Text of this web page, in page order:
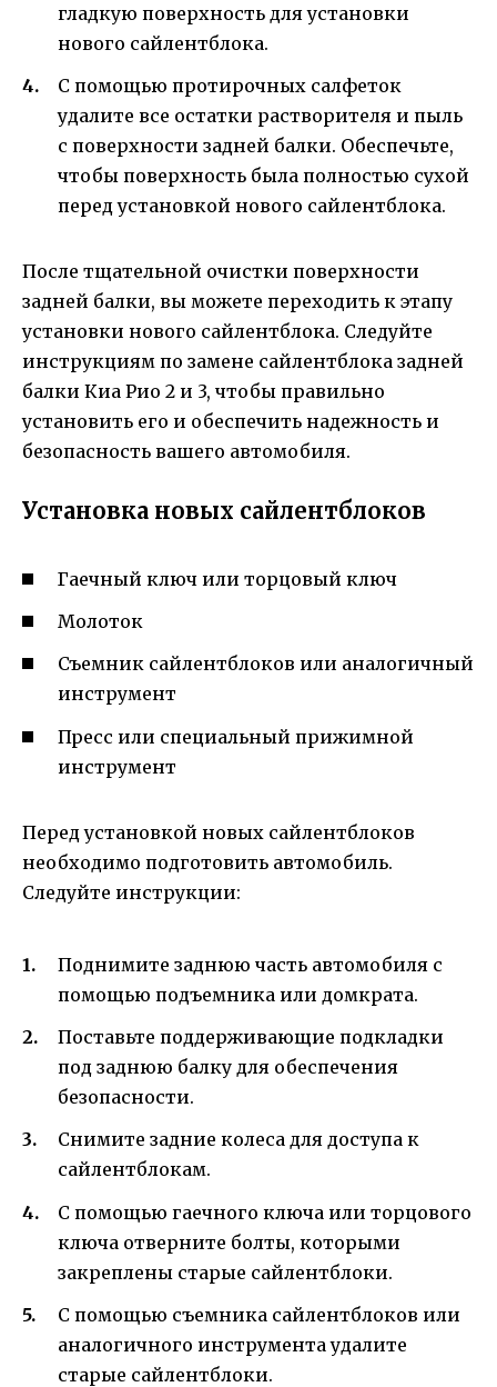
гладкую поверхность для установки
нового сайлентблока.
С помощью протирочных салфеток
удалите все остатки растворителя и пыль
с поверхности задней балки. Обеспечьте,
чтобы поверхность была полностью сухой
перед установкой нового сайлентблока.
После тщательной очистки поверхности
задней балки, вы можете переходить к этапу
установки нового сайлентблока. Следуйте
инструкциям по замене сайлентблока задней
балки Киа Рио 2 и 3, чтобы правильно
установить его и обеспечить надежность и
безопасность вашего автомобиля.
Установка новых сайлентблоков
Гаечный ключ или торцовый ключ
Молоток
Съемник сайлентблоков или аналогичный
инструмент
Пресс или специальный прижимной
инструмент
Перед установкой новых сайлентблоков
необходимо подготовить автомобиль.
Следуйте инструкции:
Поднимите заднюю часть автомобиля с
помощью подъемника или домкрата.
Поставьте поддерживающие подкладки
под заднюю балку для обеспечения
безопасности.
Снимите задние колеса для доступа к
сайлентблокам.
С помощью гаечного ключа или торцового
ключа отверните болты, которыми
закреплены старые сайлентблоки.
С помощью съемника сайлентблоков или
аналогичного инструмента удалите
старые сайлентблоки.